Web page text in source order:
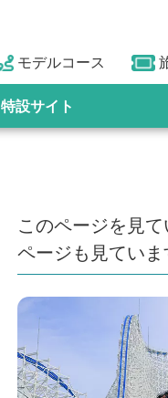
モデルコース
特設サイト
このページを見
ページも見ていま